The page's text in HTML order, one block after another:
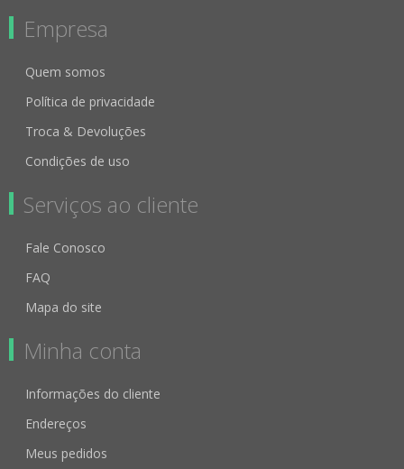
Empresa
Quem somos
Política de privacidade
Troca & Devoluções
Condições de uso
Serviços ao cliente
Fale Conosco
FAQ
Mapa do site
Minha conta
Informações do cliente
Endereços
Meus pedidos